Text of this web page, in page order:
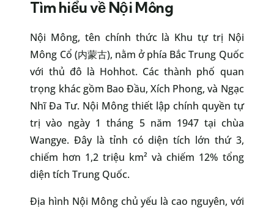
Tìm hiểu về Nội Mông
Nội Mông, tên chính thức là Khu tự trị Nội
Mông Cổ (内蒙古), nằm ở phía Bắc Trung Quốc
với thủ đô là Hohhot. Các thành phố quan
trọng khác gồm Bao Đầu, Xích Phong, và Ngạc
Nhĩ Đa Tư. Nội Mông thiết lập chính quyền tự
trị vào ngày 1 tháng 5 năm 1947 tại chùa
Wangye. Đây là tỉnh có diện tích lớn thứ 3,
chiếm hơn 1,2 triệu km² và chiếm 12% tổng
diện tích Trung Quốc.
Địa hình Nội Mông chủ yếu là cao nguyên, với